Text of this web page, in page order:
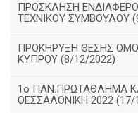
ΠΡΟΣΚΛΗΣΗ
ΤΕΧΝΙΚΟΥ ΣΥΜΒΟΥΛΟΥ
ΠΡΟΚΗΡΥΞΗ ΘΕΣΗΣ
ΚΥΠΡΟΥ (8/12/2022)
1ο ΠΑΝ.ΠΡΩΤΑΘΛΗΜΑ
ΘΕΣΣΑΛΟΝΙΚΗ 2022 (17/